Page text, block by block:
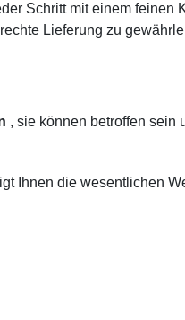
Schritt mit einem feinen
Lieferung zu
, sie können betroffen sein
Ihnen die wesentlichen